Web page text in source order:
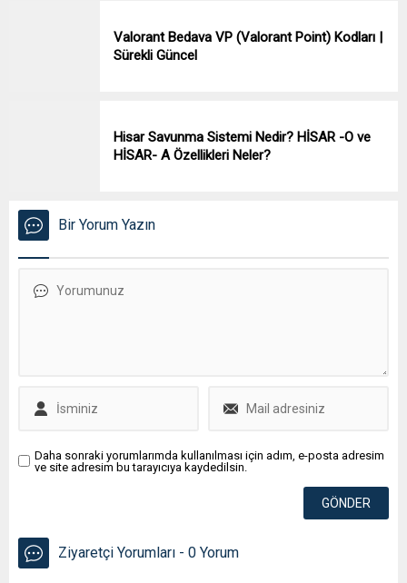
Valorant Bedava VP (Valorant Point) Kodları |
Sürekli Güncel
Hisar Savunma Sistemi Nedir? HİSAR -O ve
HİSAR- A Özellikleri Neler?
Bir Yorum Yazın
Daha sonraki yorumlarımda kullanılması için adım, e-posta adresim
ve site adresim bu tarayıcıya kaydedilsin.
Ziyaretçi Yorumları - 0 Yorum